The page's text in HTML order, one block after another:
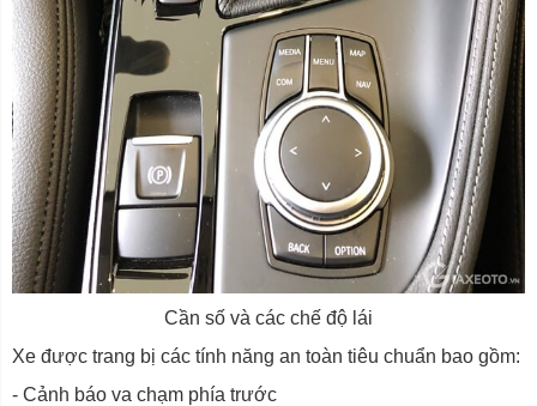
Cần số và các chế độ lái
Xe được trang bị các tính năng an toàn tiêu chuẩn bao gồm:
- Cảnh báo va chạm phía trước